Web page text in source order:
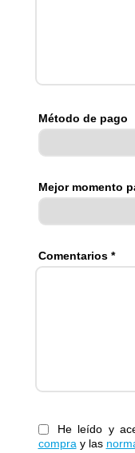
Método de pago
Mejor momento
Comentarios *
He leído y
compra y las